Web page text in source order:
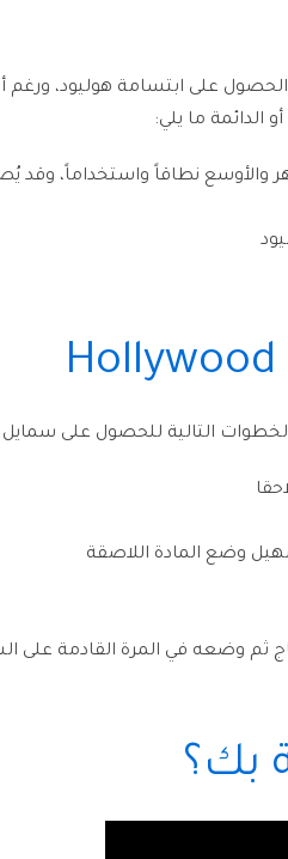
على ابتسامة هوليود، ورغم
الدائمة ما يلي:
والأوسع نطاقاً واستخداماً، وقد
التالية للحصول على سمايل
ثم وضعه في المرة القادمة على
بك؟